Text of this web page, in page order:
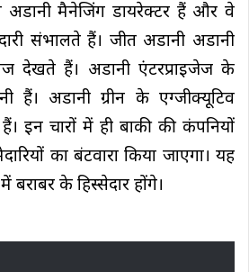
मैनेजिंग डायरेक्टर हैं और वे
संभालते हैं। जीत अडानी अडानी
देखते हैं। अडानी एंटरप्राइजेज के
हैं। अडानी ग्रीन के एग्जीक्यूटिव
इन चारों में ही बाकी की कंपनियों
का बंटवारा किया जाएगा। यह
बराबर के हिस्सेदार होंगे।